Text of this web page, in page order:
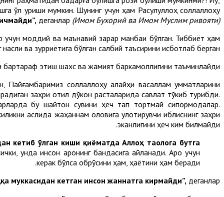
қўл уриши мумкин. Шунинг учун ҳам Расулуллоҳ соллаллоҳу
, деганлар (Имом Бухорий ва Имом Муслим ривояти).
учун моддий ва маънавий зарар манбаи бўлган. Тиббиёт ҳам
ва зурриётига бўлган салбий таъсирини исботлаб берган.
бартараф этиш шахс ва жамият баркамоллигини таъминлайди.
Пайғамбаримиз соллаллоҳу алайҳи васаллам умматларини
заҳри қотил дўкон расталарида савлат тўкиб турибди.
бу шайтон сувини ҳеч тап тортмай сипқормоқдалар.
аслида жаҳаннам оловига улоқтирувчи иблиснинг заҳри
эканлигини ҳеч ким билмайди.
кетиб ўлган киши қиёматда Аллоҳ таолога бутга
унда инсон ароқнинг бандасига айланади. Ароқ учун
керак бўлса обрўсини ҳам, ҳаётини ҳам беради.
муккасидан кетган инсон жаннатга кирмайди”, деганлар.